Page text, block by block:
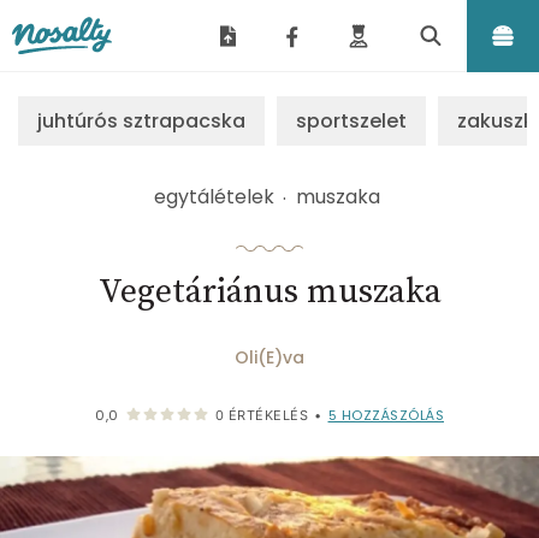
juhtúrós sztrapacska sportszelet
egytálételek muszaka
Vegetáriánus muszaka
Oli(E)va
0,0 0 ÉRTÉKELÉS • 5 HOZZÁSZÓLÁS